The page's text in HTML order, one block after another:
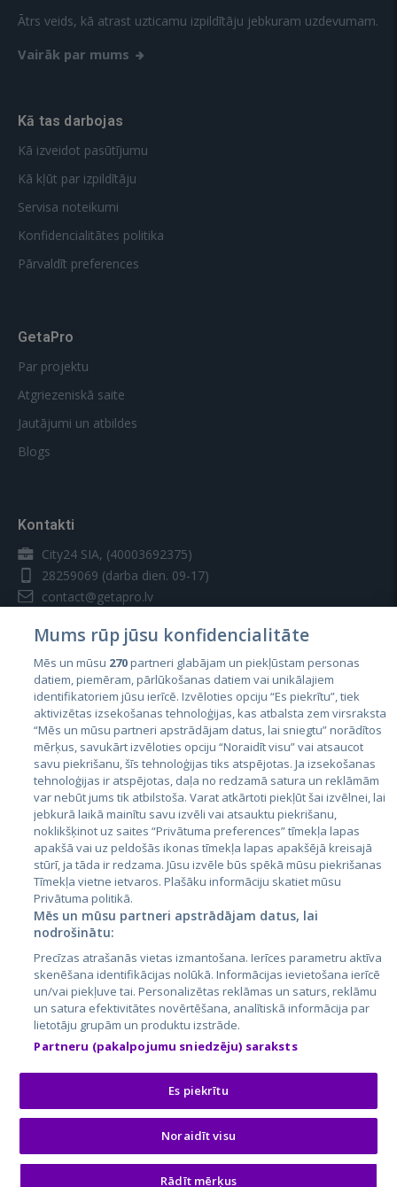
Ātrs veids, kā atrast uzticamu izpildītāju jebkuram uzdevumam.
Vairāk par mums
Kā tas darbojas
Kā izveidot pasūtījumu
Kā kļūt par izpildītāju
Servisa noteikumi
Konfidencialitātes politika
Pārvaldīt preferences
GetaPro
Par projektu
Atgriezeniskā saite
Jautājumi un atbildes
Blogs
Kontakti
City24 SIA, (40003692375)
28259069 (darba dien. 09-17)
contact@getapro.lv
Valstis
Igaunija
Latvija
Lietuva
City24.lv
City24.ee
GetaPro.lv
GetaPro.ee
Skelbiu.lt
Autoplius.lt
Aruodas.lt
CVbankas.lt
Kainos.lt
Paslaugos.lt
auto24.ee
Osta.ee
KuldneBörs.ee
© 2026 GetaPro. Visas tiesības aizsargātas.
Mums rūp jūsu konfidencialitāte
Mēs un mūsu 270partneri glabājam un piekļūstam personas
datiem, piemēram, pārlūkošanas datiem vai unikālajiem
identifikatoriem jūsu ierīcē. Izvēloties opciju “Es piekrītu”, tiek
aktivizētas izsekošanas tehnoloģijas, kas atbalsta zem virsraksta
“Mēs un mūsu partneri apstrādājam datus, lai sniegtu” norādītos
mērķus, savukārt izvēloties opciju “Noraidīt visu” vai atsaucot
savu piekrišanu, šīs tehnoloģijas tiks atspējotas. Ja izsekošanas
tehnoloģijas ir atspējotas, daļa no redzamā satura un reklāmām
var nebūt jums tik atbilstoša. Varat atkārtoti piekļūt šai izvēlnei, lai
jebkurā laikā mainītu savu izvēli vai atsauktu piekrišanu,
noklikšķinot uz saites “Privātuma preferences” tīmekļa lapas
apakšā vai uz peldošās ikonas tīmekļa lapas apakšējā kreisajā
stūrī, ja tāda ir redzama. Jūsu izvēle būs spēkā mūsu piekrišanas
Tīmekļa vietne ietvaros. Plašāku informāciju skatiet mūsu
Privātuma politikā.
Mēs un mūsu partneri apstrādājam datus, lai
nodrošinātu:
Precīzas atrašanās vietas izmantošana. Ierīces parametru aktīva
skenēšana identifikācijas nolūkā. Informācijas ievietošana ierīcē
un/vai piekļuve tai. Personalizētas reklāmas un saturs, reklāmu
un satura efektivitātes novērtēšana, analītiskā informācija par
lietotāju grupām un produktu izstrāde.
Partneru (pakalpojumu sniedzēju) saraksts
Es piekrītu
Noraidīt visu
Rādīt mērķus